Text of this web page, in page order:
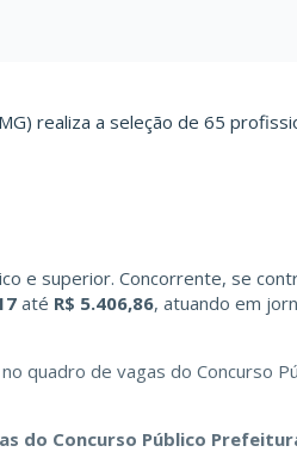
realiza a seleção de 65
e superior. Concorrente, se
até R$ 5.406,86, atuando em
quadro de vagas do Concurso
do Concurso Público